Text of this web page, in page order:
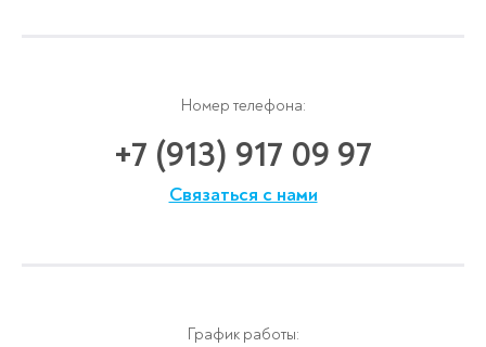
Номер телефона:
+7 (913) 917 09 97
Связаться с нами
График работы: